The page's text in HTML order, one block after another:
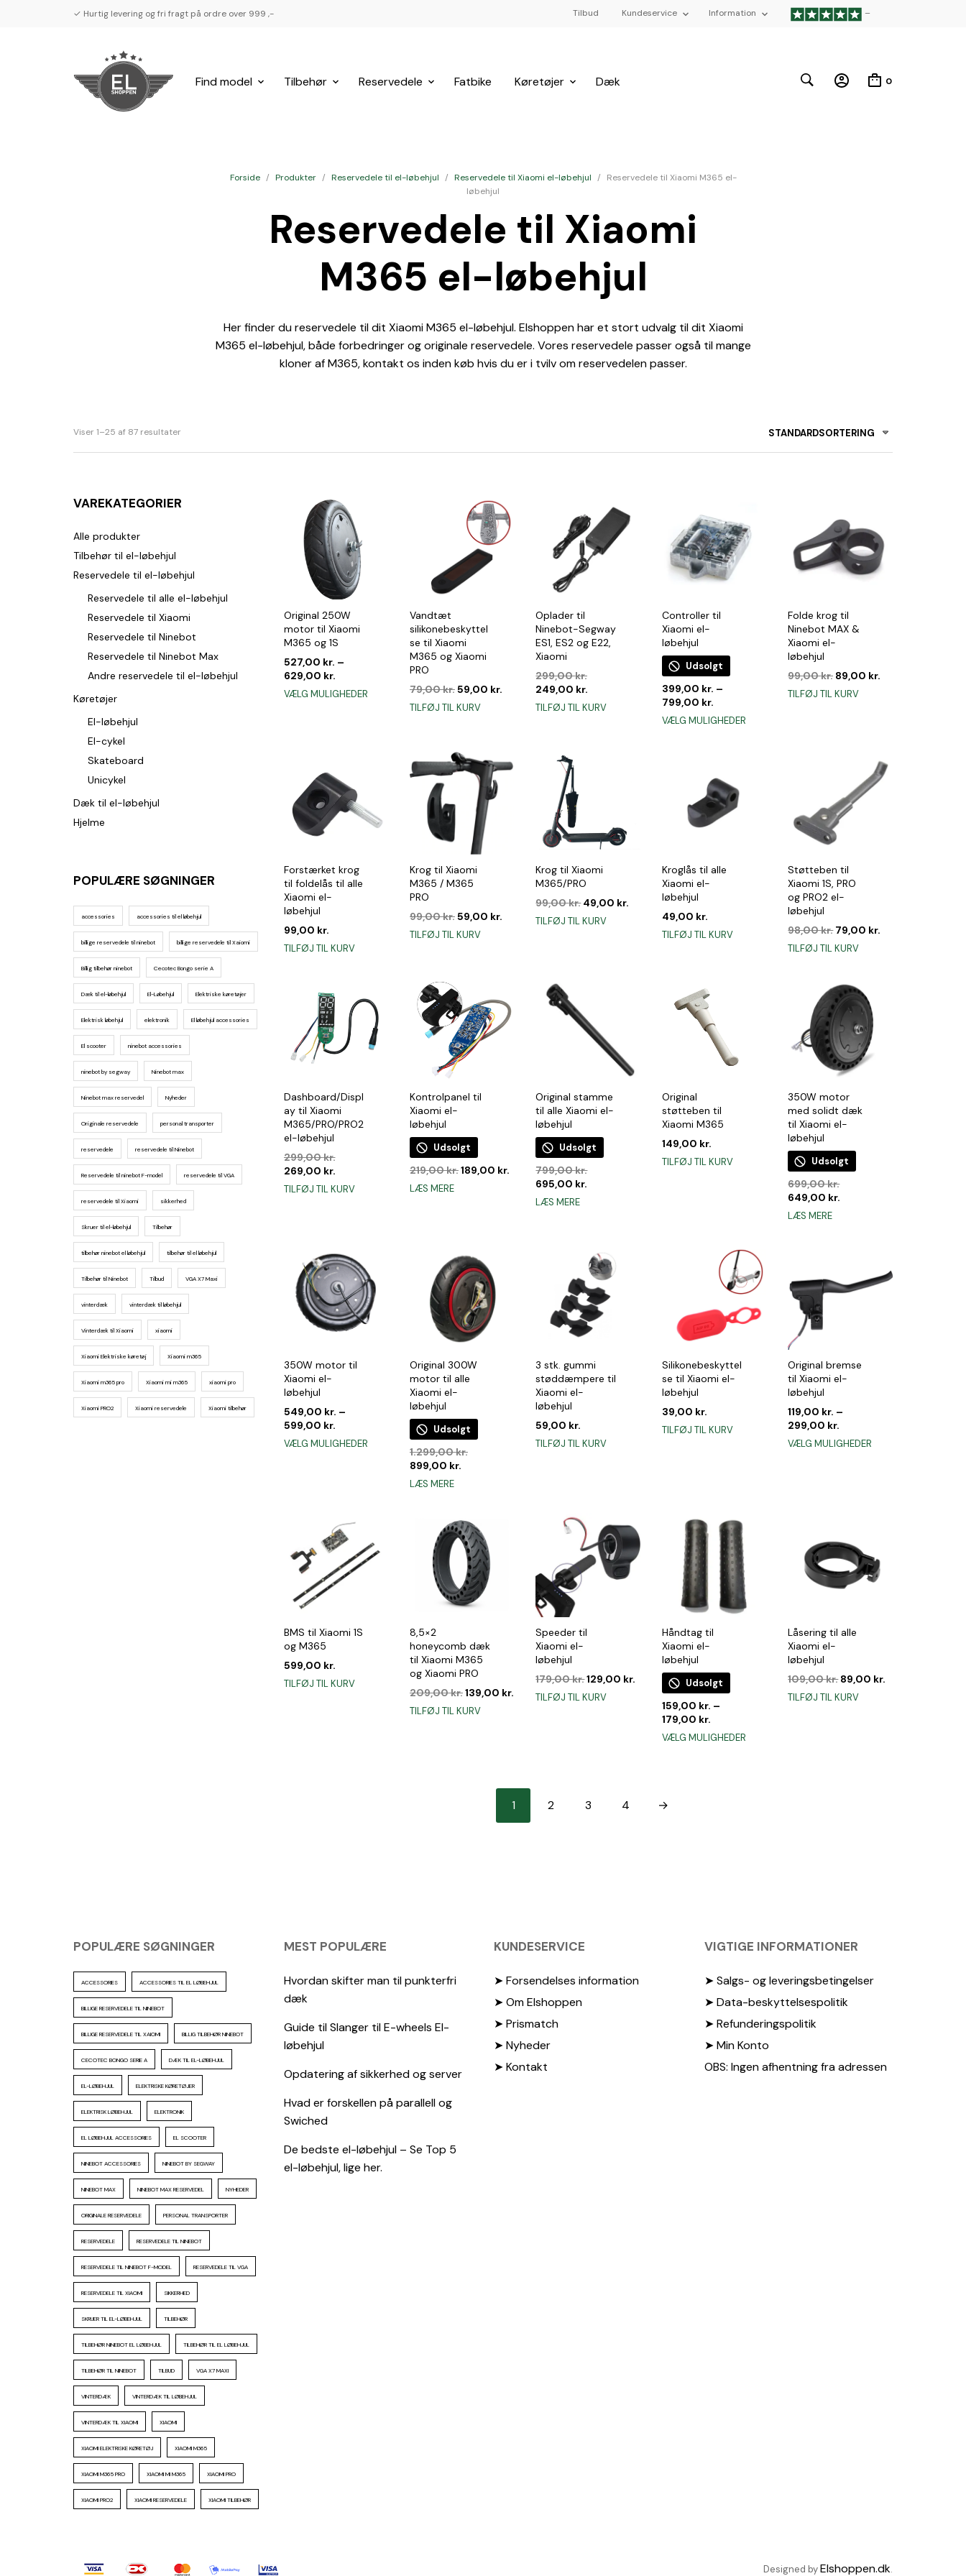
✓ Hurtig levering og fri fragt på ordre over 999 ,- Tilbud Kundeservice Information –
Find model Tilbehør Reservedele Fatbike Køretøjer Dæk 0
Forside / Produkter / Reservedele til el-løbehjul / Reservedele til Xiaomi el-løbehjul /
Reservedele til Xiaomi M365 el-
løbehjul
Reservedele til Xiaomi
M365 el-løbehjul
Her finder du reservedele til dit Xiaomi M365 el-løbehjul. Elshoppen har et stort udvalg til dit Xiaomi
M365 el-løbehjul, både forbedringer og originale reservedele. Vores reservedele passer også til mange
kloner af M365, kontakt os inden køb hvis du er i tvilv om reservedelen passer.
Viser 1–25 af 87 resultater STANDARDSORTERING
VAREKATEGORIER
Alle produkter
Tilbehør til el-løbehjul
Reservedele til el-løbehjul
Reservedele til alle el-løbehjul
Reservedele til Xiaomi
Reservedele til Ninebot
Reservedele til Ninebot Max
Andre reservedele til el-løbehjul
Køretøjer
El-løbehjul
El-cykel
Skateboard
Unicykel
Dæk til el-løbehjul
Hjelme
POPULÆRE SØGNINGER
accessories accessories til el løbehjul
billige reservedele til ninebot billige reservedele til Xaiomi
Billig tilbehør ninebot Cecotec Bongo serie A
Dæk til el-løbehjul El-Løbehjul Elektriske køretøjer
Elektrisk løbehjul elektronik El løbehjul accessories
El scooter ninebot accessories
ninebot by segway Ninebot max
Ninebot max reservedel Nyheder
Originale reservedele personal transporter
reservedele reservedele til Ninebot
Reservedele til ninebot F-model reservedele til VGA
reservedele til Xiaomi sikkerhed
Skruer til el-løbehjul Tilbehør
tilbehør ninebot el løbehjul tilbehør til el løbehjul
Tilbehør til Ninebot Tilbud VGA X7 Maxi
vinterdæk vinterdæk til løbehjul
Vinterdæk til Xiaomi xiaomi
Xiaomi Elektriske køretøj Xiaomi m365
Xiaomi m365 pro Xiaomi mi m365 xiaomi pro
Xiaomi PRO2 Xiaomi reservedele Xiaomi tilbehør
Original 250W
motor til Xiaomi
M365 og 1S
527,00 kr. –
629,00 kr.
VÆLG MULIGHEDERDette
Mulighederne
på
Vandtæt
silikonebeskyttel
se til Xiaomi
M365 og Xiaomi
PRO
79,00kr.Den
oprindelige
59,00 kr.Den
aktuelle
TILFØJ TIL KURV
Oplader til
Ninebot-Segway
ES1, ES2 og E22,
Xiaomi
299,00kr.Den
oprindelige
pris
249,00 kr.
aktuelle
TILFØJ TIL KURV
Controller til
Xiaomi el-
løbehjul
Udsolgt
399,00 kr. –
799,00 kr.
VÆLG MULIGHEDERDette
Folde krog til
Ninebot MAX &
Xiaomi el-
løbehjul
99,00kr. Den
oprindelige
89,00 kr.
TILFØJ TIL KURV
Forstærket krog
til foldelås til alle
Xiaomi el-
løbehjul
99,00 kr.
TILFØJ TIL KURV
Krog til Xiaomi
M365 / M365
PRO
99,00kr.Den
oprindelige
59,00 kr.Den
TILFØJ TIL KURV
Krog til Xiaomi
M365/PRO
99,00kr.Den
oprindelige
49,00 kr.
aktuelle
TILFØJ TIL KURV
Kroglås til alle
Xiaomi el-
løbehjul
49,00 kr.
TILFØJ TIL KURV
Støtteben til
Xiaomi 1S, PRO
og PRO2 el-
løbehjul
98,00kr. Den
oprindelige
98,00 kr..
79,00 kr.
TILFØJ TIL KURV
Dashboard/Displ
ay til Xiaomi
M365/PRO/PRO2
el-løbehjul
299,00kr.Den
oprindelige
pris
269,00 kr.Den
aktuelle
TILFØJ TIL KURV
Kontrolpanel til
Xiaomi el-
løbehjul
Udsolgt
219,00kr.Den
189,00 kr.Den
aktuelle
LÆS MERE
Original stamme
til alle Xiaomi el-
løbehjul
Udsolgt
799,00kr.Den
695,00 kr.
LÆS MERE
Original
støtteben til
Xiaomi M365
149,00 kr.
TILFØJ TIL KURV
350W motor
med solidt dæk
til Xiaomi el-
løbehjul
Udsolgt
699,00kr.Den
oprindelige
649,00 kr.
LÆS MERE
350W motor til
Xiaomi el-
løbehjul
549,00 kr. –
599,00 kr.
VÆLG MULIGHEDERDette
vælges
Original 300W
motor til alle
Xiaomi el-
løbehjul
Udsolgt
1.299,00kr.Den
899,00 kr.Den
899,00 kr..
LÆS MERE
3 stk. gummi
støddæmpere til
Xiaomi el-
løbehjul
59,00 kr.
TILFØJ TIL KURV
Silikonebeskyttel
se til Xiaomi el-
løbehjul
39,00 kr.
TILFØJ TIL KURV
Original bremse
til Xiaomi el-
løbehjul
119,00 kr. –
299,00 kr.
VÆLG MULIGHEDER
vælges
på
varesiden
BMS til Xiaomi 1S
og M365
599,00 kr.
TILFØJ TIL KURV
8,5×2
honeycomb dæk
til Xiaomi M365
og Xiaomi PRO
209,00kr.Den
oprindelige
139,00 kr.Den
TILFØJ TIL KURV
Speeder til
Xiaomi el-
løbehjul
179,00kr.Den
oprindelige
129,00 kr.
aktuelle
129,00 kr..
TILFØJ TIL KURV
Håndtag til
Xiaomi el-
løbehjul
Udsolgt
159,00 kr. –
179,00 kr.
VÆLG MULIGHEDERDette
Låsering til alle
Xiaomi el-
løbehjul
109,00kr. Den
oprindelige
89,00 kr.
TILFØJ TIL KURV
1 2 3 4 →
POPULÆRE SØGNINGER
ACCESSORIES ACCESSORIES TIL EL LØBEHJUL
BILLIGE RESERVEDELE TIL NINEBOT
BILLIGE RESERVEDELE TIL XAIOMI BILLIG TILBEHØR NINEBOT
CECOTEC BONGO SERIE A DÆK TIL EL-LØBEHJUL
EL-LØBEHJUL ELEKTRISKE KØRETØJER
ELEKTRISK LØBEHJUL ELEKTRONIK
EL LØBEHJUL ACCESSORIES EL SCOOTER
NINEBOT ACCESSORIES NINEBOT BY SEGWAY
NINEBOT MAX NINEBOT MAX RESERVEDEL NYHEDER
ORIGINALE RESERVEDELE PERSONAL TRANSPORTER
RESERVEDELE RESERVEDELE TIL NINEBOT
RESERVEDELE TIL NINEBOT F-MODEL RESERVEDELE TIL VGA
RESERVEDELE TIL XIAOMI SIKKERHED
SKRUER TIL EL-LØBEHJUL TILBEHØR
TILBEHØR NINEBOT EL LØBEHJUL TILBEHØR TIL EL LØBEHJUL
TILBEHØR TIL NINEBOT TILBUD VGA X7 MAXI
VINTERDÆK VINTERDÆK TIL LØBEHJUL
VINTERDÆK TIL XIAOMI XIAOMI
XIAOMI ELEKTRISKE KØRETØJ XIAOMI M365
XIAOMI M365 PRO XIAOMI MI M365 XIAOMI PRO
XIAOMI PRO2 XIAOMI RESERVEDELE XIAOMI TILBEHØR
MEST POPULÆRE
Hvordan skifter man til punkterfri
dæk
Guide til Slanger til E-wheels El-
løbehjul
Opdatering af sikkerhed og server
Hvad er forskellen på parallell og
Swiched
De bedste el-løbehjul – Se Top 5
el-løbehjul, lige her.
KUNDESERVICE
➤ Forsendelses information
➤ Om Elshoppen
➤ Prismatch
➤ Nyheder
➤ Kontakt
VIGTIGE INFORMATIONER
➤ Salgs- og leveringsbetingelser
➤ Data-beskyttelsespolitik
➤ Refunderingspolitik
➤ Min Konto
OBS: Ingen afhentning fra adressen
Designed byElshoppen.dk.